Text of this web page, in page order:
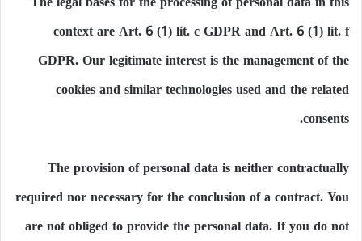
context are Art. 6 (1) lit. c GDPR and Art. 6 (1) lit. f
GDPR. Our legitimate interest is the management of the
cookies and similar technologies used and the related
consents.
The provision of personal data is neither contractually
required nor necessary for the conclusion of a contract. You
are not obliged to provide the personal data. If you do not